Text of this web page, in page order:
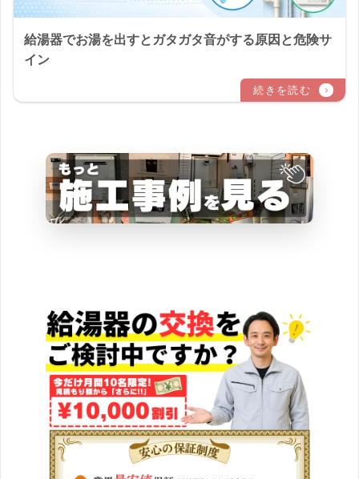
給湯器でお湯を出すとガタガタ音がする原因と危険サ
イン